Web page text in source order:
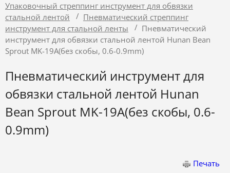
Упаковочный стреппинг инструмент для обвязки
стальной лентой
/ Пневматический стреппинг
инструмент для стальной ленты
/ Пневматический
инструмент для обвязки стальной лентой Hunan Bean
Sprout MK-19A(без скобы, 0.6-0.9mm)
Пневматический инструмент для
обвязки стальной лентой Hunan
Bean Sprout MK-19A(без скобы, 0.6-
0.9mm)
Печать